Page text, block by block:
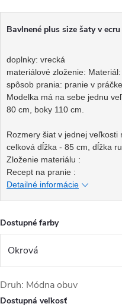
Bavlnené plus size šaty v
doplnky: vrecká
materiálové zloženie:
spôsob prania: pranie v
Modelka má na sebe jednu
80 cm, boky 110 cm.
Rozmery šiat v jednej veľkosti
celková dĺžka - 85 cm, dĺžka
Zloženie materiálu :
Recept na pranie :
Detailné informácie
Dostupné farby
Druh: Módna obuv
Dostupná veľkosť